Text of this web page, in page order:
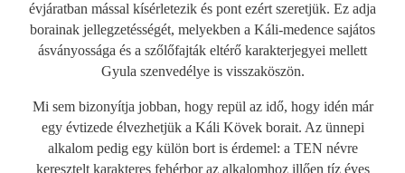
évjáratban mással kísérletezik és pont ezért szeretjük. Ez adja
borainak jellegzetésségét, melyekben a Káli-medence sajátos
ásványossága és a szőlőfajták eltérő karakterjegyei mellett
Gyula szenvedélye is visszaköszön.
Mi sem bizonyítja jobban, hogy repül az idő, hogy idén már
egy évtizede élvezhetjük a Káli Kövek borait. Az ünnepi
alkalom pedig egy külön bort is érdemel: a TEN névre
keresztelt karakteres fehérbor az alkalomhoz illően tíz éves